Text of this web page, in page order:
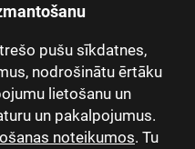
pušu sīkdatnes,
nodrošinātu ērtāku
lietošanu un
un pakalpojumus.
noteikumos. Tu